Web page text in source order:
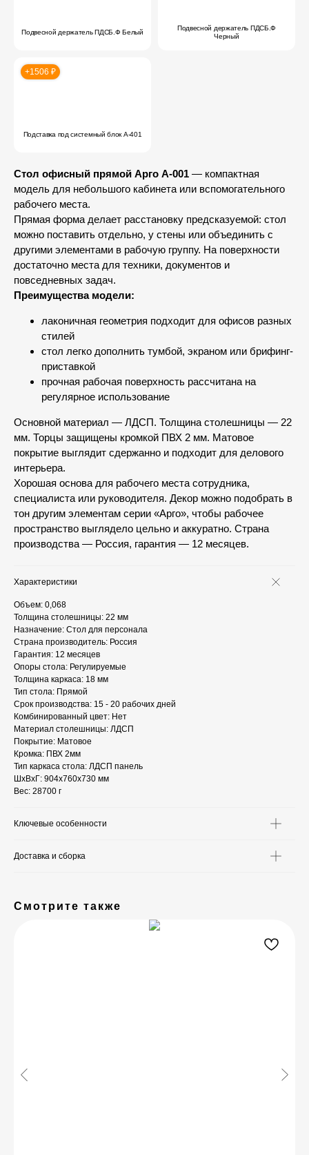
Подвесной держатель ПДСБ.Ф Белый
Подвесной держатель ПДСБ.Ф
Черный
Подставка под системный блок А-401
+1506 ₽
Стол офисный прямой Арго А-001 — компактная
модель для небольшого кабинета или вспомогательного
рабочего места.
Прямая форма делает расстановку предсказуемой: стол
можно поставить отдельно, у стены или объединить с
другими элементами в рабочую группу. На поверхности
достаточно места для техники, документов и
повседневных задач.
Преимущества модели:
лаконичная геометрия подходит для офисов разных
стилей
стол легко дополнить тумбой, экраном или брифинг-
приставкой
прочная рабочая поверхность рассчитана на
регулярное использование
Основной материал — ЛДСП. Толщина столешницы — 22
мм. Торцы защищены кромкой ПВХ 2 мм. Матовое
покрытие выглядит сдержанно и подходит для делового
интерьера.
Хорошая основа для рабочего места сотрудника,
специалиста или руководителя. Декор можно подобрать в
тон другим элементам серии «Арго», чтобы рабочее
пространство выглядело цельно и аккуратно. Страна
производства — Россия, гарантия — 12 месяцев.
Характеристики
Объем: 0,068
Толщина столешницы: 22 мм
Назначение: Стол для персонала
Страна производитель: Россия
Гарантия: 12 месяцев
Опоры стола: Регулируемые
Толщина каркаса: 18 мм
Тип стола: Прямой
Срок производства: 15 - 20 рабочих дней
Комбинированный цвет: Нет
Материал столешницы: ЛДСП
Покрытие: Матовое
Кромка: ПВХ 2мм
Тип каркаса стола: ЛДСП панель
ШxВxГ: 904x760x730 мм
Вес: 28700 г
Ключевые особенности
Доставка и сборка
Смотрите также